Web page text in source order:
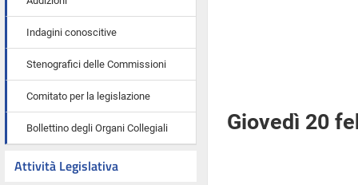
Indagini conoscitive
Stenografici delle Commissioni
Comitato per la legislazione
Bollettino degli Organi Collegiali
Attività Legislativa
Giovedì 20